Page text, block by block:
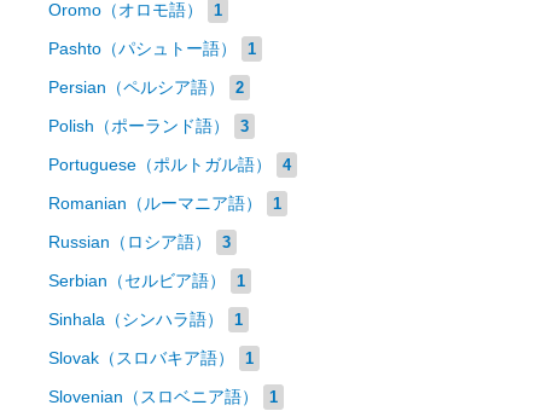
Oromo（オロモ語） 1
Pashto（パシュトー語） 1
Persian（ペルシア語） 2
Polish（ポーランド語） 3
Portuguese（ポルトガル語） 4
Romanian（ルーマニア語） 1
Russian（ロシア語） 3
Serbian（セルビア語） 1
Sinhala（シンハラ語） 1
Slovak（スロバキア語） 1
Slovenian（スロベニア語） 1